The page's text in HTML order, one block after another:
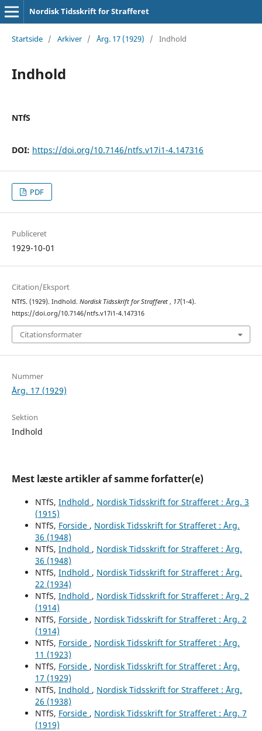
Nordisk Tidsskrift for Strafferet
Startside / Arkiver / Årg. 17 (1929) / Indhold
Indhold
NTfS
DOI: https://doi.org/10.7146/ntfs.v17i1-4.147316
PDF
Publiceret
1929-10-01
Citation/Eksport
NTfS. (1929). Indhold. Nordisk Tidsskrift for Strafferet , 17(1-4).
https://doi.org/10.7146/ntfs.v17i1-4.147316
Citationsformater
Nummer
Årg. 17 (1929)
Sektion
Indhold
Mest læste artikler af samme forfatter(e)
NTfS, Indhold , Nordisk Tidsskrift for Strafferet : Årg. 3
(1915)
NTfS, Forside , Nordisk Tidsskrift for Strafferet : Årg.
36 (1948)
NTfS, Indhold , Nordisk Tidsskrift for Strafferet : Årg.
36 (1948)
NTfS, Indhold , Nordisk Tidsskrift for Strafferet : Årg.
22 (1934)
NTfS, Indhold , Nordisk Tidsskrift for Strafferet : Årg. 2
(1914)
NTfS, Forside , Nordisk Tidsskrift for Strafferet : Årg. 2
(1914)
NTfS, Forside , Nordisk Tidsskrift for Strafferet : Årg.
11 (1923)
NTfS, Forside , Nordisk Tidsskrift for Strafferet : Årg.
17 (1929)
NTfS, Indhold , Nordisk Tidsskrift for Strafferet : Årg.
26 (1938)
NTfS, Forside , Nordisk Tidsskrift for Strafferet : Årg. 7
(1919)